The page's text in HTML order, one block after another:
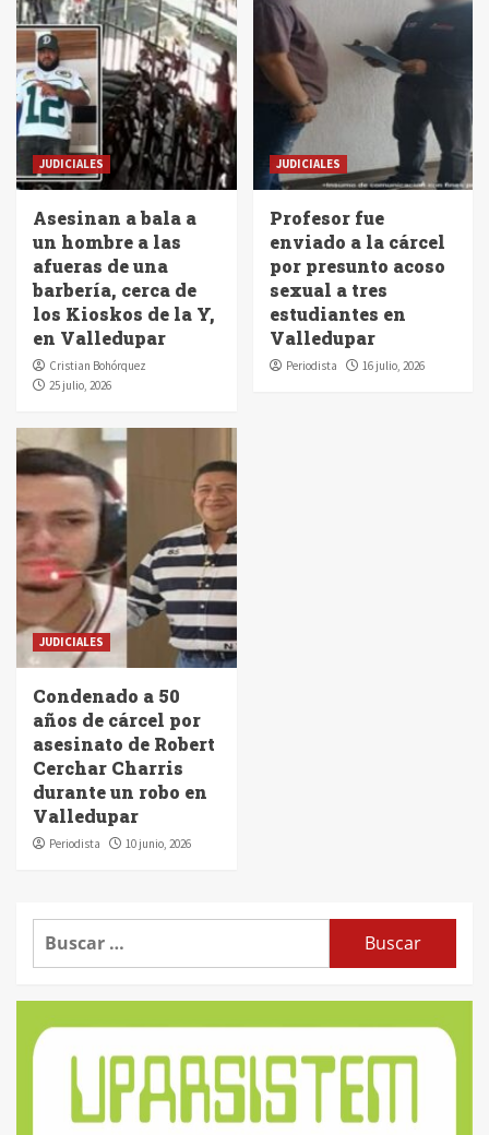
JUDICIALES
Asesinan a bala a
un hombre a las
afueras de una
barbería, cerca de
los Kioskos de la Y,
en Valledupar
Cristian Bohórquez
25 julio, 2026
JUDICIALES
Profesor fue
enviado a la cárcel
por presunto acoso
sexual a tres
estudiantes en
Valledupar
Periodista 16 julio, 2026
JUDICIALES
Condenado a 50
años de cárcel por
asesinato de Robert
Cerchar Charris
durante un robo en
Valledupar
Periodista 10 junio, 2026
Buscar: